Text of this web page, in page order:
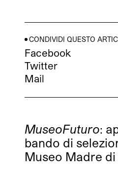
CONDIVIDI QUESTO
Facebook
Twitter
Mail
MuseoFuturo:
bando di
Museo Madre